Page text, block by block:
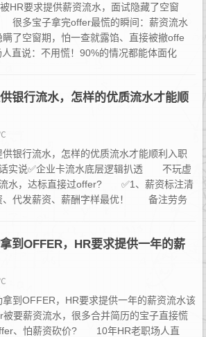
要求提供薪资流水，面试隐藏了空窗
多宝子拿完offer最慌的瞬间：薪资流水
了空窗期，怕一查就露馅、直接被撤offe
说：不用慌！90%的情况都能体面化
因为短暂...
银行流水，怎样的优质流水才能顺
行流水，怎样的优质流水才能顺利入职
说✅企业卡流水底层逻辑扒透 不玩虚
流水，达标直接过offer? ✅1、薪资标注清
代发薪资、薪酬字样最优！ 备注劳务
裸辞空...
到OFFER，HR要求提供一年的薪
OFFER，HR要求提供一年的薪资流水该
薪资流水，很多合并简历的宝子直接慌
、怕薪资砍价? 10年HR老职场人直